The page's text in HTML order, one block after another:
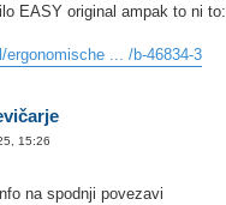
EASY original ampak to ni to:
... /b-46834-3
15:26
na spodnji povezavi